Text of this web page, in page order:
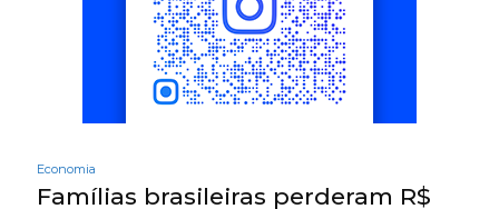
Economia
Famílias brasileiras perderam R$